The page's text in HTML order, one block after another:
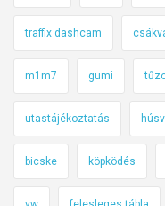
traffix dashcam
m1m7 gumi
utastájékoztatás
bicske köpködés